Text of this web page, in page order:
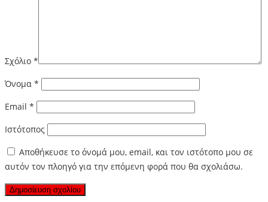
Σχόλιο *
Όνομα *
Email *
Ιστότοπος
Αποθήκευσε το όνομά μου, email, και τον ιστότοπο μου σε
αυτόν τον πλοηγό για την επόμενη φορά που θα σχολιάσω.